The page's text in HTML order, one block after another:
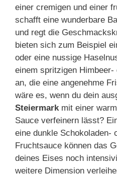
einer cremigen und einer
schafft eine wunderbare
und regt die
bieten sich zum Beispiel
oder eine nussige
einem spritzigen
an, die eine angenehme
wäre es, wenn du dein
Steiermark mit einer
Sauce verfeinern lässt?
eine dunkle Schokoladen-
Fruchtsauce können das
deines Eises noch
weitere Dimension